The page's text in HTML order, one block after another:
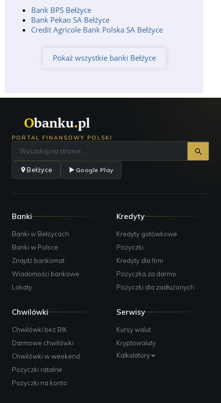
Bank BPS Bełżyce
Bank Pekao SA Bełżyce
Credit Agricole Bank Polska SA Bełżyce
Pokaż wszystkie banki Bełżyce
PORTAL FINANSOWY POLSKI
Bełżyce Google Play
Banki
Banki w Bełżycach
Banki w Polsce
Znajdź bankomat
Wiadomości bankowe
Lokaty
Kredyty
Kredyty gotówkowe
Pożyczki
Kredyty dla firm
Pożyczka za darmo
Pożyczki dla zadłużonych
Chwilówki
Chwilówki bez BIK
Darmowe chwilówki
Chwilówki w weekend
Pożyczki ratalne
Pożyczki na konto
Serwisy
Kursy walut
Kryptowaluty
Kalkulatory